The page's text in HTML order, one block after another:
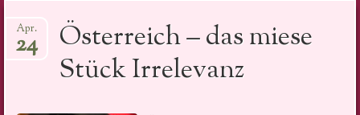
zum
Inhalt
Österreich – das miese
Stück Irrelevanz
Apr.
24